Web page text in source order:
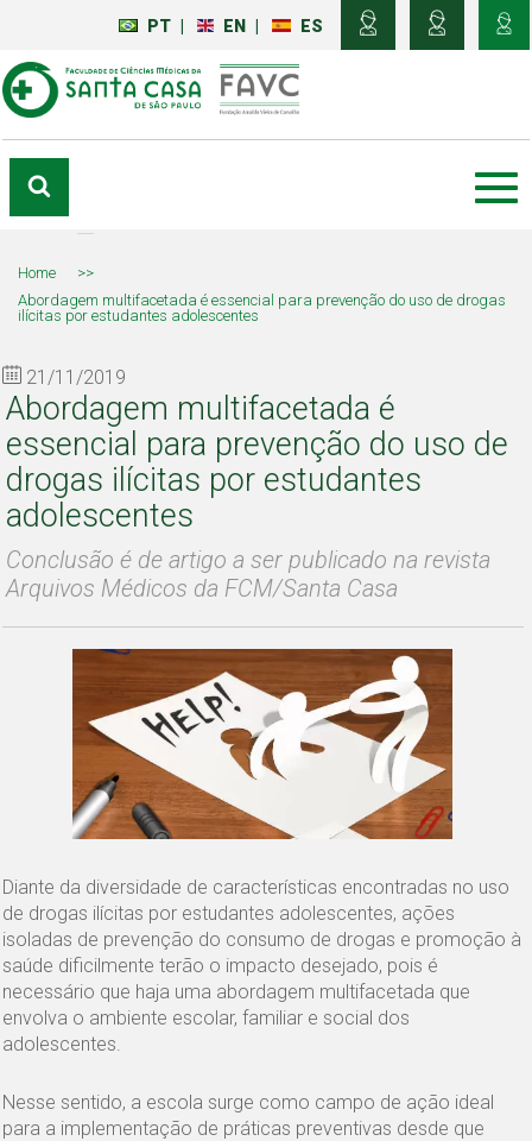
PT EN ES
Home
>>
Abordagem multifacetada é essencial para prevenção do uso de drogas
ilícitas por estudantes adolescentes
21/11/2019
Abordagem multifacetada é
essencial para prevenção do uso de
drogas ilícitas por estudantes
adolescentes
Conclusão é de artigo a ser publicado na revista
Arquivos Médicos da FCM/Santa Casa
Diante da diversidade de características encontradas no uso
de drogas ilícitas por estudantes adolescentes, ações
isoladas de prevenção do consumo de drogas e promoção à
saúde dificilmente terão o impacto desejado, pois é
necessário que haja uma abordagem multifacetada que
envolva o ambiente escolar, familiar e social dos
adolescentes.
Nesse sentido, a escola surge como campo de ação ideal
para a implementação de práticas preventivas desde que